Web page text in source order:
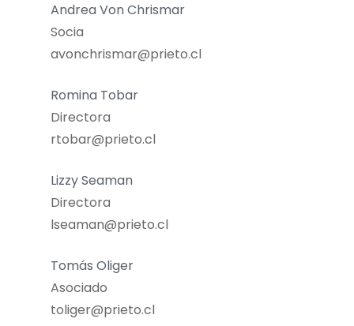
Andrea Von Chrismar
Socia
avonchrismar@prieto.cl
Romina Tobar
Directora
rtobar@prieto.cl
Lizzy Seaman
Directora
lseaman@prieto.cl
Tomás Oliger
Asociado
toliger@prieto.cl